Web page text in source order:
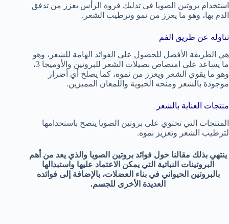
استخدام بروتين الصويا في تدليك فروة الرأس يعزز من تدفق
الدم بها، وهو ما يعزز من نمو وترطيب الشعر.
تناوله عن طريق الفم
هي الطريقة الأفضل للحصول على الفوائد الهامة للشعر، وهو
ما يساعد على امتصاص بصيلات الشعر للبروتين والأوميجا 3،
وهو ما يقوي الشعر ويعزز من نموه، كما يصلح أي أضرار
موجودة بالشعر ومنحه الحيوية واللمعان المميزين.
منتجات العناية بالشعر
المنتجات التي تحتوي على بروتين الصويا ينصح باستخدامها
لترطيب الشعر وتعزيز نموه.
ينتهي بذلك مقالنا حول فوائد بروتين الصويا والذي يعد من أهم
البروتينات النباتية التي يمكن الاعتماد عليها واستبدالها
بالبروتين الحيواني في بناء العضلات، بالإضافة إلى فوائده
العديدة الأخرى للجسم.